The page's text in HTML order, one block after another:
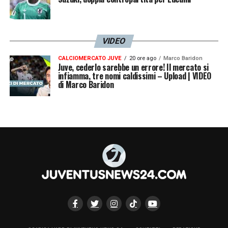
Senza uno sconto drastico sulla busta paga,
altrove.Le corazzate straniere, dotate di
ben altra solidità economica, sono già
pronte ad approfittare della situazione per
blindare il forte centrale transalpino
VIDEO
CALCIOMERCATO JUVE 20 ore ago Marco Baridon
Juve, cederlo sarebbe un errore! Il mercato si
infiamma, tre nomi caldissimi – Upload | VIDEO
di Marco Baridon